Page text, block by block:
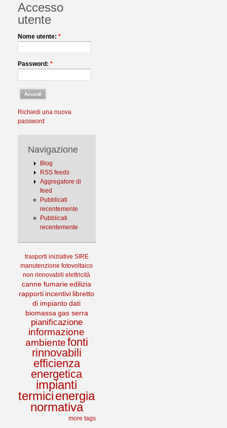
Accesso
utente
Nome utente: *
Password: *
Richiedi una nuova
password
Navigazione
Blog
RSS feeds
Aggregatore di
feed
Pubblicati
recentemente
Pubblicati
recentemente
trasporti iniziative SIRE
manutenzione fotovoltaico
non rinnovabili elettricità
canne fumarie edilizia
rapporti incentivi libretto
di impianto dati
biomassa gas serra
pianificazione
informazione
ambientefonti
rinnovabili
efficienza
energetica
impianti
termicienergia
normativa
more tags